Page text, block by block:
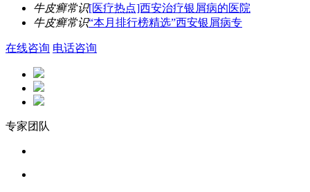
牛皮癣常识[医疗热点]西安治疗银屑病的医院
牛皮癣常识“本月排行榜精选”西安银屑病专
在线咨询 电话咨询
专家团队